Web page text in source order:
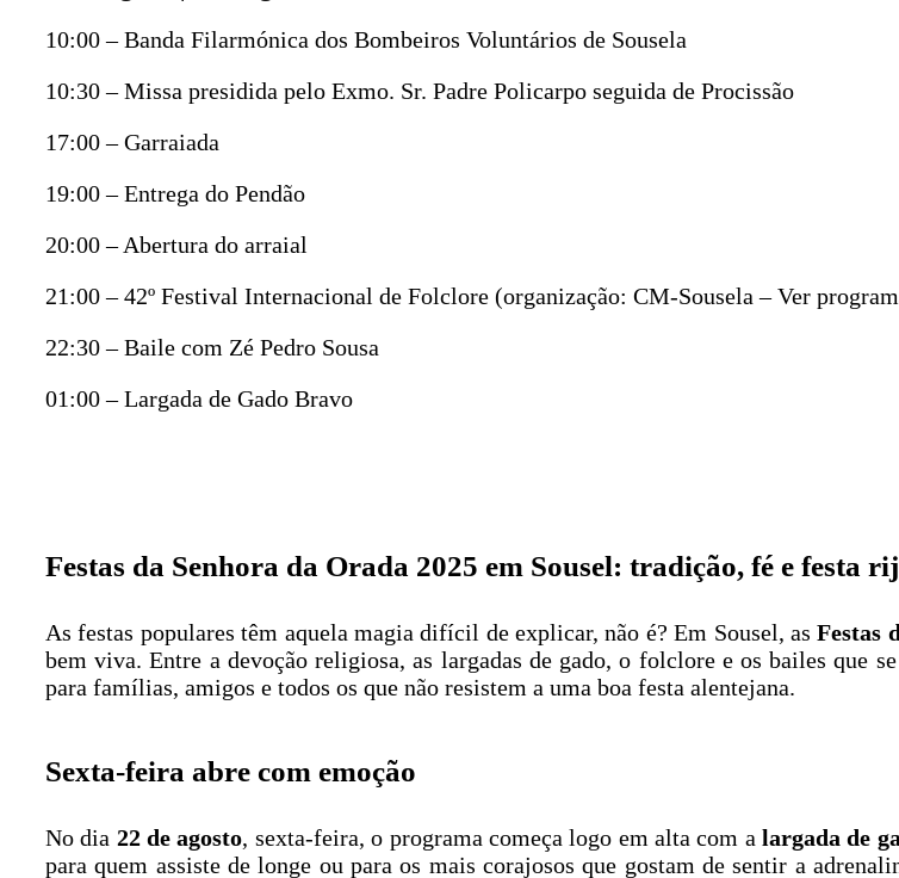
10:00 – Banda Filarmónica dos Bombeiros Voluntários de Sousela
10:30 – Missa presidida pelo Exmo. Sr. Padre Policarpo seguida de Procissão
17:00 – Garraiada
19:00 – Entrega do Pendão
20:00 – Abertura do arraial
21:00 – 42º Festival Internacional de Folclore (organização: CM-Sousela – Ver
22:30 – Baile com Zé Pedro Sousa
01:00 – Largada de Gado Bravo
Festas da Senhora da Orada 2025 em Sousel: tradição, fé e festa
As festas populares têm aquela magia difícil de explicar, não é? Em Sousel, asFestas
bem viva. Entre a devoção religiosa, as largadas de gado, o folclore e os bailes que
para famílias, amigos e todos os que não resistem a uma boa festa alentejana.
Sexta-feira abre com emoção
No dia 22 de agosto, sexta-feira, o programa começa logo em alta com alargada de
para quem assiste de longe ou para os mais corajosos que gostam de sentir a